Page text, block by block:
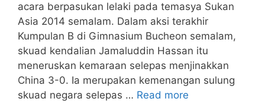
acara berpasukan lelaki pada temasya Sukan
Asia 2014 semalam. Dalam aksi terakhir
Kumpulan B di Gimnasium Bucheon semalam,
skuad kendalian Jamaluddin Hassan itu
meneruskan kemaraan selepas menjinakkan
China 3-0. Ia merupakan kemenangan sulung
skuad negara selepas … Read more